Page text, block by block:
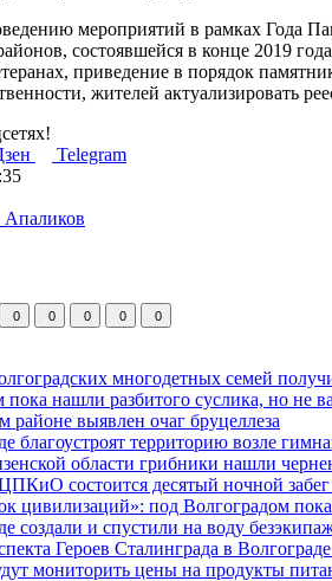
мероприятий в рамках Года
состоявшейся в конце 2019
приведение в порядок
жителей актуализировать
Telegram
0 0 0 0 0
многодетных семей
нашли разбитого суслика, но не
районе выявлен очаг бруцеллеза
благоустроят территорию возле
области грибники нашли
ЦПКиО состоится десятый ночной
цивилизаций»: под Волгоградом
создали и спустили на воду
Героев Сталинграда в
мониторить цены на продукты